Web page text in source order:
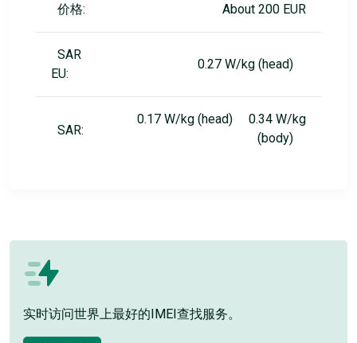
价格: About 200 EUR
SAR
EU:
0.27 W/kg (head)
SAR:
0.17 W/kg (head) 0.34 W/kg
(body)
实时访问世界上最好的IMEI查找服务。